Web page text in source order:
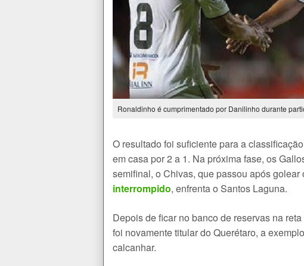
Ronaldinho é cumprimentado por Danilinho durante
O resultado foi suficiente para a
em casa por 2 a 1. Na próxima fase, os
semifinal, o Chivas, que passou após golear
interrompido, enfrenta o Santos Laguna.
Depois de ficar no banco de reservas na
foi novamente titular do Querétaro, a
calcanhar.